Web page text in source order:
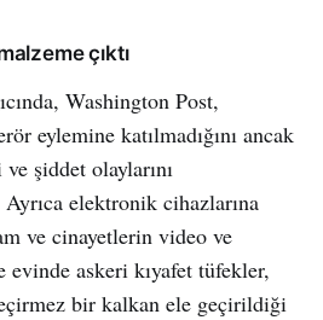
çıktı
Washington Post,
eylemine katılmadığını ancak
şiddet olaylarını
elektronik cihazlarına
ve cinayetlerin video ve
askeri kıyafet tüfekler,
bir kalkan ele geçirildiği